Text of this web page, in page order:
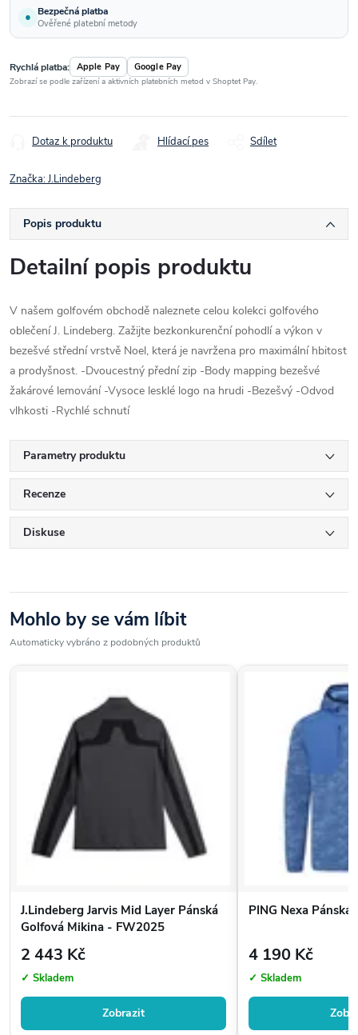
● Bezpečná platba
Ověřené platební metody
Rychlá platba: Apple Pay Google Pay
Zobrazí se podle zařízení a aktivních platebních metod v Shoptet Pay.
Dotaz k produktu Hlídací pes Sdílet
Značka:J.Lindeberg
Popis produktu
Detailní popis produktu
V našem golfovém obchodě naleznete celou kolekci golfového
oblečení J. Lindeberg. Zažijte bezkonkurenční pohodlí a výkon v
bezešvé střední vrstvě Noel, která je navržena pro maximální hbitost
a prodyšnost. -Dvoucestný přední zip -Body mapping bezešvé
žakárové lemování -Vysoce lesklé logo na hrudi -Bezešvý -Odvod
vlhkosti -Rychlé schnutí
Parametry produktu
Recenze
Diskuse
Mohlo by se vám líbit
Automaticky vybráno z podobných produktů
J.Lindeberg Jarvis Mid Layer Pánská
Golfová Mikina - FW2025
2 443 Kč
✓ Skladem
Zobrazit
PING Nexa
4 190 Kč
✓ Skladem